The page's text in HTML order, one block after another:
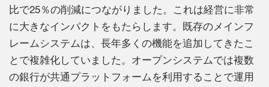
比で25％の削減につながりました。これは経営に非常
に大きなインパクトをもたらします。既存のメインフ
レームシステムは、長年多くの機能を追加してきたこ
とで複雑化していました。オープンシステムでは複数
の銀行が共通プラットフォームを利用することで運用